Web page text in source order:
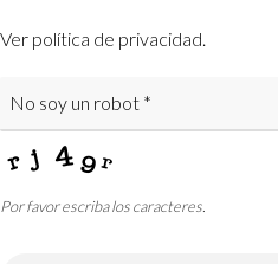
Ver política de privacidad.
Por favor escriba los caracteres.